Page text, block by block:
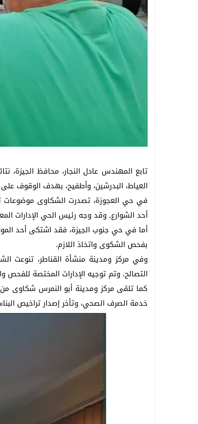
تابع المهندس عادل النجار، محافظ الجيزة،
العياط، البدرشين، وأطفيح، بهدف الوقوف
في حي العجوزة، تصدرت الشكاوى موضوعات
أحد الشوارع. وقد وجه رئيس الحي الإدارات
أما في حي جنوب الجيزة، فقد اشتكى أحد
بفحص الشكوى واتخاذ اللازم.
وفي مركز ومدينة منشأة القناطر، تنوعت
التصالح. وتم توجيه الإدارات المختصة للفحص
كما تلقى مركز ومدينة أبو النمرس شكاوى
خدمة الصرف الصحي، وتأخر إصدار تراخيص